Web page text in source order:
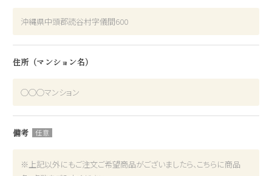
住所（マンション名）
備考